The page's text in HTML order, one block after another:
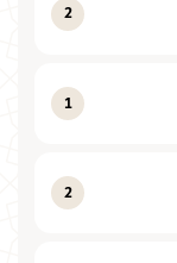
2
1
2